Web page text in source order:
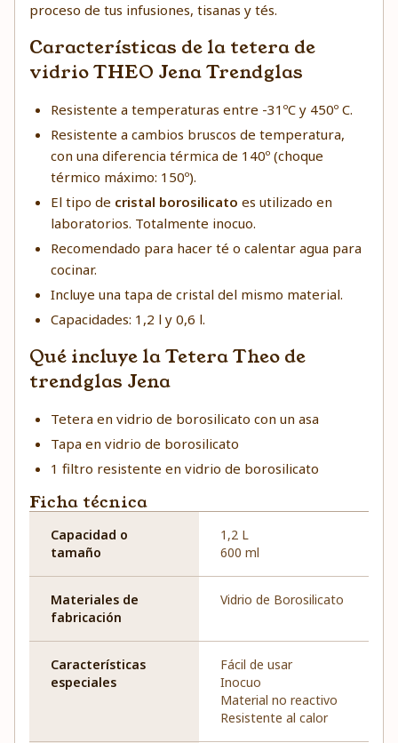
proceso de tus infusiones, tisanas y tés.
Características de la tetera de
vidrio THEO Jena Trendglas
Resistente a temperaturas entre -31ºC y 450º C.
Resistente a cambios bruscos de temperatura,
con una diferencia térmica de 140º (choque
térmico máximo: 150º).
El tipo de cristal borosilicato es utilizado en
laboratorios. Totalmente inocuo.
Recomendado para hacer té o calentar agua para
cocinar.
Incluye una tapa de cristal del mismo material.
Capacidades: 1,2 l y 0,6 l.
Qué incluye la Tetera Theo de
trendglas Jena
Tetera en vidrio de borosilicato con un asa
Tapa en vidrio de borosilicato
1 filtro resistente en vidrio de borosilicato
Ficha técnica
Capacidad o
tamaño
1,2 L
600 ml
Materiales de
fabricación
Vidrio de Borosilicato
Características
especiales
Fácil de usar
Inocuo
Material no reactivo
Resistente al calor